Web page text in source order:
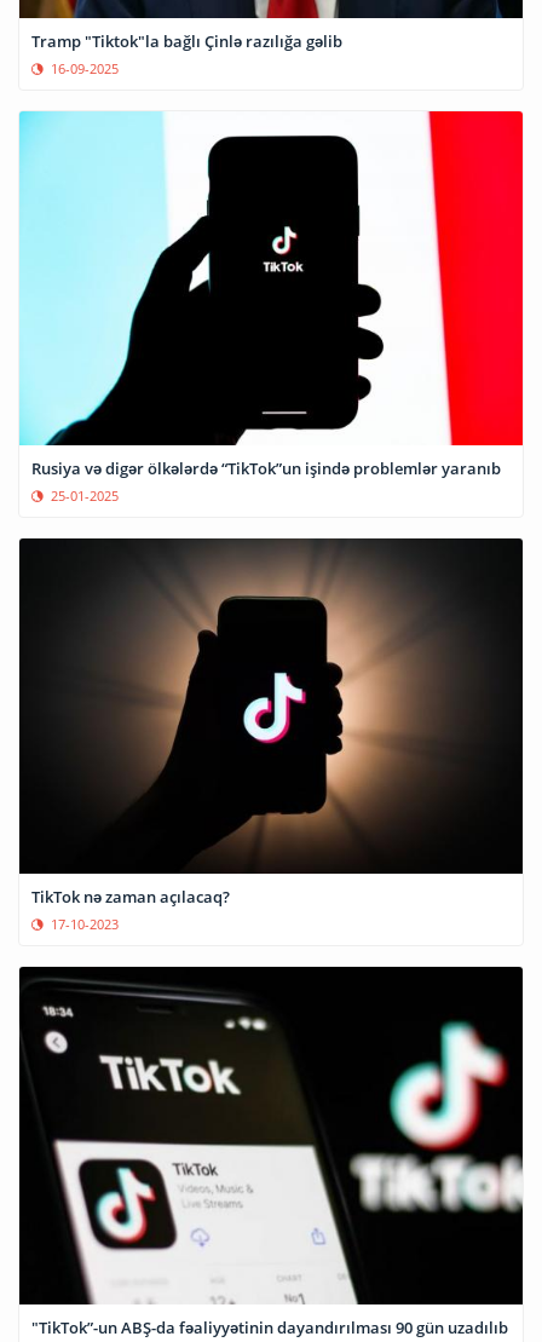
Tramp "Tiktok"la bağlı Çinlə razılığa gəlib
16-09-2025
Rusiya və digər ölkələrdə “TikTok”un işində problemlər yaranıb
25-01-2025
TikTok nə zaman açılacaq?
17-10-2023
"TikTok”-un ABŞ-da fəaliyyətinin dayandırılması 90 gün uzadılıb